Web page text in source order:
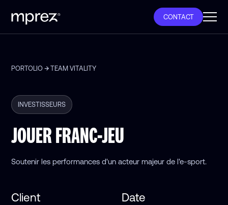
CONTACT
PORTOLIO TEAM VITALITY
INVESTISSEURS
JOUER FRANC-JEU
Soutenir les performances d'un acteur majeur de l'e-sport.
Client Date